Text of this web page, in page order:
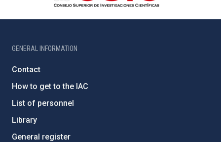
GENERAL INFORMATION
Contact
How to get to the IAC
List of personnel
Library
General register